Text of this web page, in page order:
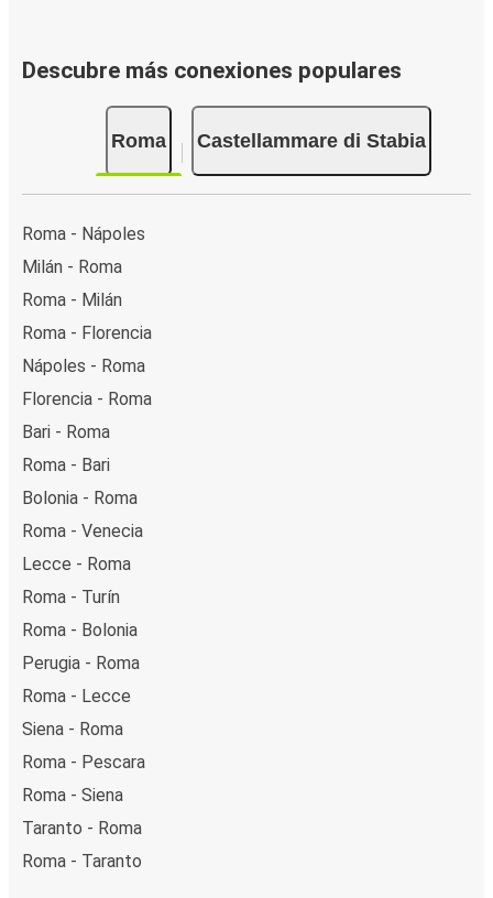
Descubre más conexiones populares
Roma Castellammare di Stabia
Roma - Nápoles
Milán - Roma
Roma - Milán
Roma - Florencia
Nápoles - Roma
Florencia - Roma
Bari - Roma
Roma - Bari
Bolonia - Roma
Roma - Venecia
Lecce - Roma
Roma - Turín
Roma - Bolonia
Perugia - Roma
Roma - Lecce
Siena - Roma
Roma - Pescara
Roma - Siena
Taranto - Roma
Roma - Taranto